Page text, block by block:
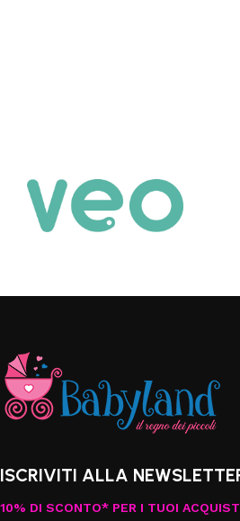
ISCRIVITI ALLA
10% DI SCONTO* PER I TUOI